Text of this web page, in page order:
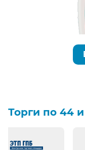
Торги по 44